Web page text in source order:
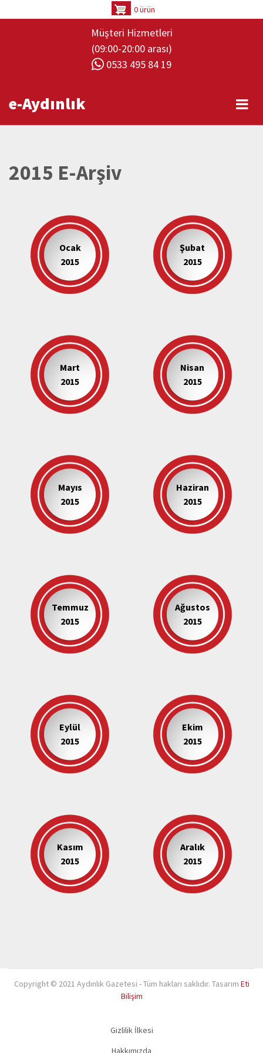
0 ürün
Müşteri Hizmetleri
(09:00-20:00 arası)
0533 495 84 19
e-Aydınlık
2015 E-Arşiv
Ocak
2015
Şubat
2015
Mart
2015
Nisan
2015
Mayıs
2015
Haziran
2015
Temmuz
2015
Ağustos
2015
Eylül
2015
Ekim
2015
Kasım
2015
Aralık
2015
Copyright © 2021 Aydınlık Gazetesi - Tüm hakları saklıdır. Tasarım Eti
Bilişim
Gizlilik İlkesi
Hakkımızda